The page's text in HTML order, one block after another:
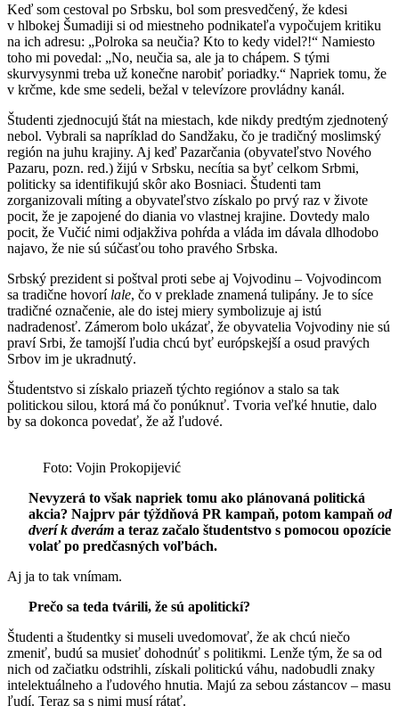
Keď som cestoval po Srbsku, bol som presvedčený, že kdesi
v hlbokej Šumadiji si od miestneho podnikateľa vypočujem kritiku
na ich adresu: „Polroka sa neučia? Kto to kedy videl?!“ Namiesto
toho mi povedal: „No, neučia sa, ale ja to chápem. S tými
skurvysynmi treba už konečne narobiť poriadky.“ Napriek tomu, že
v krčme, kde sme sedeli, bežal v televízore provládny kanál.
Študenti zjednocujú štát na miestach, kde nikdy predtým zjednotený
nebol. Vybrali sa napríklad do Sandžaku, čo je tradičný moslimský
región na juhu krajiny. Aj keď Pazarčania (obyvateľstvo Nového
Pazaru, pozn. red.) žijú v Srbsku, necítia sa byť celkom Srbmi,
politicky sa identifikujú skôr ako Bosniaci. Študenti tam
zorganizovali míting a obyvateľstvo získalo po prvý raz v živote
pocit, že je zapojené do diania vo vlastnej krajine. Dovtedy malo
pocit, že Vučić nimi odjakživa pohŕda a vláda im dávala dlhodobo
najavo, že nie sú súčasťou toho pravého Srbska.
Srbský prezident si poštval proti sebe aj Vojvodinu – Vojvodincom
sa tradične hovorí lale, čo v preklade znamená tulipány. Je to síce
tradičné označenie, ale do istej miery symbolizuje aj istú
nadradenosť. Zámerom bolo ukázať, že obyvatelia Vojvodiny nie sú
praví Srbi, že tamojší ľudia chcú byť európskejší a osud pravých
Srbov im je ukradnutý.
Študentstvo si získalo priazeň týchto regiónov a stalo sa tak
politickou silou, ktorá má čo ponúknuť. Tvoria veľké hnutie, dalo
by sa dokonca povedať, že až ľudové.
Foto: Vojin Prokopijević
Nevyzerá to však napriek tomu ako plánovaná politická
akcia? Najprv pár týždňová PR kampaň, potom kampaň od
dverí k dverám a teraz začalo študentstvo s pomocou opozície
volať po predčasných voľbách.
Aj ja to tak vnímam.
Prečo sa teda tvárili, že sú apolitickí?
Študenti a študentky si museli uvedomovať, že ak chcú niečo
zmeniť, budú sa musieť dohodnúť s politikmi. Lenže tým, že sa od
nich od začiatku odstrihli, získali politickú váhu, nadobudli znaky
intelektuálneho a ľudového hnutia. Majú za sebou zástancov – masu
ľudí. Teraz sa s nimi musí rátať.